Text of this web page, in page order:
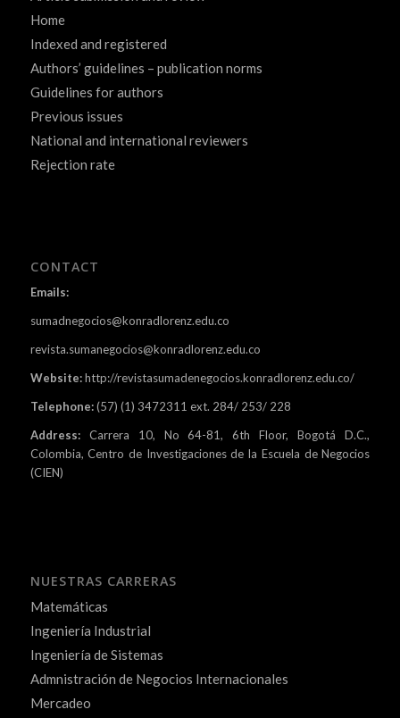
Home
Indexed and registered
Authors’ guidelines – publication norms
Guidelines for authors
Previous issues
National and international reviewers
Rejection rate
CONTACT
Emails:
sumadnegocios@konradlorenz.edu.co
revista.sumanegocios@konradlorenz.edu.co
Website: http://revistasumadenegocios.konradlorenz.edu.co/
Telephone:(57) (1) 3472311 ext. 284/ 253/ 228
Address:Carrera 10, No 64-81, 6th Floor, Bogotá D.C.,
Colombia, Centro de Investigaciones de la Escuela de Negocios
(CIEN)
NUESTRAS CARRERAS
Matemáticas
Ingeniería Industrial
Ingeniería de Sistemas
Admnistración de Negocios Internacionales
Mercadeo